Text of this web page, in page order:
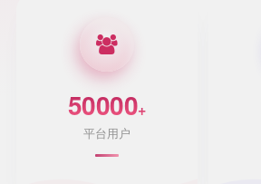
50000+
平台用户